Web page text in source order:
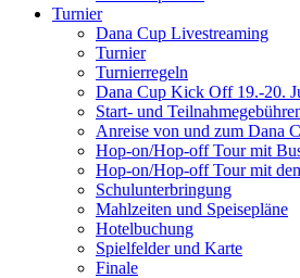
Turnier
Dana Cup Livestreaming
Turnier
Turnierregeln
Dana Cup Kick Off 19.-20.
Start- und
Anreise von und zum Dana
Hop-on/Hop-off Tour mit
Hop-on/Hop-off Tour mit
Schulunterbringung
Mahlzeiten und Speisepläne
Hotelbuchung
Spielfelder und Karte
Finale